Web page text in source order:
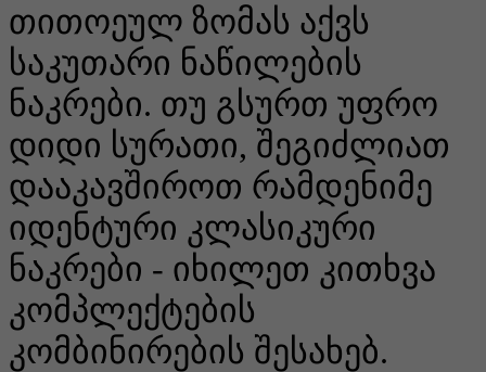
თითოეულ ზომას აქვს
საკუთარი ნაწილების
ნაკრები. თუ გსურთ უფრო
დიდი სურათი, შეგიძლიათ
დააკავშიროთ რამდენიმე
იდენტური კლასიკური
ნაკრები - იხილეთ კითხვა
კომპლექტების
კომბინირების შესახებ.